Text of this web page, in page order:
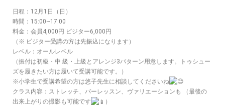
日程：12月1日（日）
時間：15:00~17:00
料金：会員4,000円 ビジター6,000円
（※ ビジター受講の方は先振込になります）
レベル：オールレベル
（振付は初級・中 級・上級とアレンジ3パターン用意します。トゥシュー
ズを履きたい方は履いて受講可能です。）
※小学生で受講希望の方は悠子先生に相談してくださいね
クラス内容：ストレッチ、バーレッスン、ヴァリエーションも （最後の
出来上がりの撮影も可能です
）